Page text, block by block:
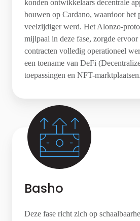
konden ontwikkelaars decentrale
bouwen op Cardano, waardoor het
veelzijdiger werd. Het Alonzo-
mijlpaal in deze fase, zorgde ervoor
contracten volledig operationeel
een toename van DeFi
toepassingen en NFT-marktplaatsen.
Basho
Deze fase richt zich op